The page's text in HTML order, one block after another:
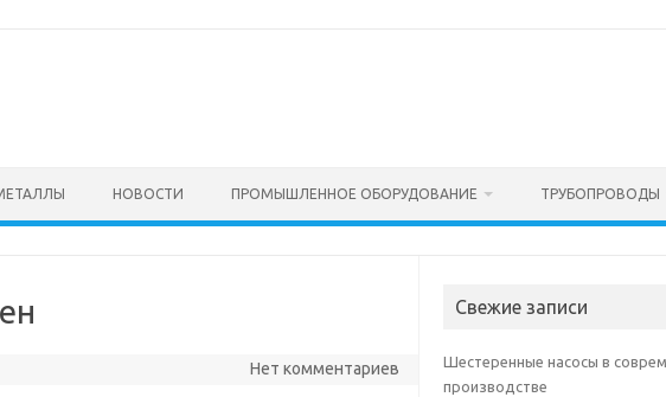
НОВОСТИ ПРОМЫШЛЕННОЕ ОБОРУДОВАНИЕ ТРУБОПРОВОДЫ
Нет комментариев
Свежие записи
Шестеренные насосы в
производстве